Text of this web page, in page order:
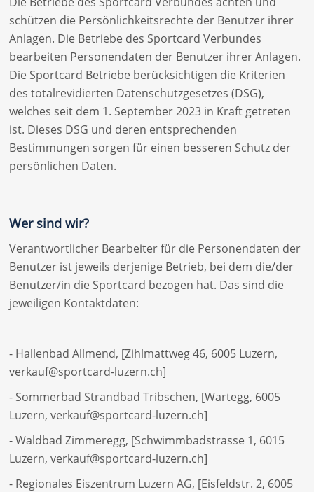
schützen die Persönlichkeitsrechte der Benutzer ihrer
Anlagen. Die Betriebe des Sportcard Verbundes
bearbeiten Personendaten der Benutzer ihrer Anlagen.
Die Sportcard Betriebe berücksichtigen die Kriterien
des totalrevidierten Datenschutzgesetzes (DSG),
welches seit dem 1. September 2023 in Kraft getreten
ist. Dieses DSG und deren entsprechenden
Bestimmungen sorgen für einen besseren Schutz der
persönlichen Daten.
Wer sind wir?
Verantwortlicher Bearbeiter für die Personendaten der
Benutzer ist jeweils derjenige Betrieb, bei dem die/der
Benutzer/in die Sportcard bezogen hat. Das sind die
jeweiligen Kontaktdaten:
- Hallenbad Allmend, [Zihlmattweg 46, 6005 Luzern,
verkauf@sportcard-luzern.ch]
- Sommerbad Strandbad Tribschen, [Wartegg, 6005
Luzern, verkauf@sportcard-luzern.ch]
- Waldbad Zimmeregg, [Schwimmbadstrasse 1, 6015
Luzern, verkauf@sportcard-luzern.ch]
- Regionales Eiszentrum Luzern AG, [Eisfeldstr. 2, 6005